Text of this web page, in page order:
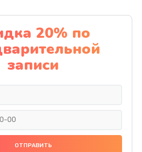
20% по
записи